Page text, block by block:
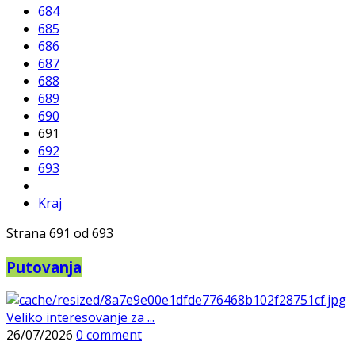
684
685
686
687
688
689
690
691
692
693
Kraj
Strana 691 od 693
Putovanja
Veliko interesovanje za ...
26/07/2026 0 comment